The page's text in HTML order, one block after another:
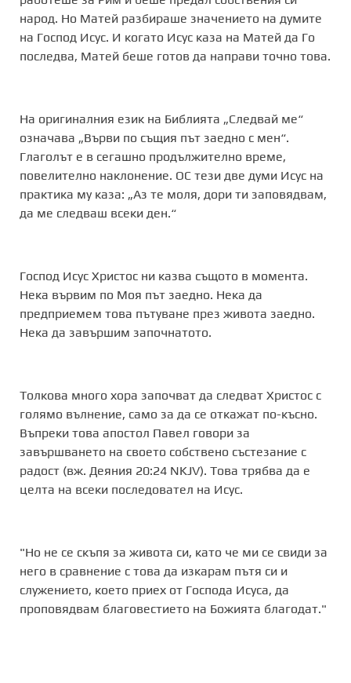
народ. Но Матей разбираше значението на думите
на Господ Исус. И когато Исус каза на Матей да Го
последва, Матей беше готов да направи точно това.
На оригиналния език на Библията „Следвай ме“
означава „Върви по същия път заедно с мен“.
Глаголът е в сегашно продължително време,
повелително наклонение. ОС тези две думи Исус на
практика му каза: „Аз те моля, дори ти заповядвам,
да ме следваш всеки ден.“
Господ Исус Христос ни казва същото в момента.
Нека вървим по Моя път заедно. Нека да
предприемем това пътуване през живота заедно.
Нека да завършим започнатото.
Толкова много хора започват да следват Христос с
голямо вълнение, само за да се откажат по-късно.
Въпреки това апостол Павел говори за
завършването на своето собствено състезание с
радост (вж. Деяния 20:24 NKJV). Това трябва да е
целта на всеки последовател на Исус.
"Но не се скъпя за живота си, като че ми се свиди за
него в сравнение с това да изкарам пътя си и
служението, което приех от Господа Исуса, да
проповядвам благовестието на Божията благодат."